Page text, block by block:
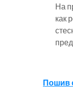
На
как
Пошив